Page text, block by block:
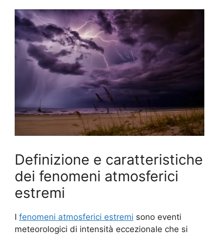
Definizione e caratteristiche
dei fenomeni atmosferici
estremi
I fenomeni atmosferici estremi sono eventi
meteorologici di intensità eccezionale che si